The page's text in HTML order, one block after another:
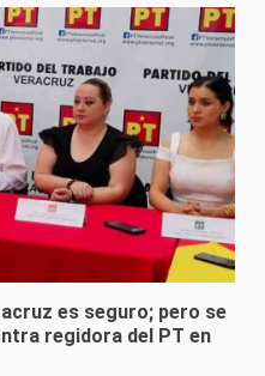
es seguro; pero se
regidora del PT en